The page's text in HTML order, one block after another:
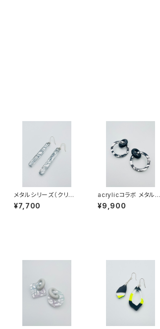
メタルシリーズ（クリア
系）MC-SS23001
¥7,700
acrylicコラボ メタルシ
リーズ（ブラック系）AM
B-MM24004
¥9,900